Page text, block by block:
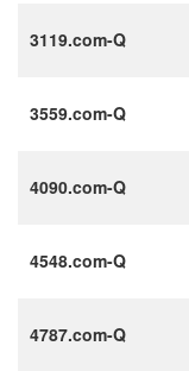
3119.com-Q
3559.com-Q
4090.com-Q
4548.com-Q
4787.com-Q